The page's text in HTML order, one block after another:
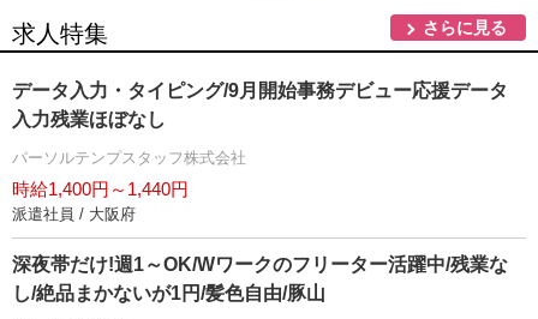
求人特集 さらに見る
データ入力・タイピング/9月開始事務デビュー応援データ
入力残業ほぼなし
パーソルテンプスタッフ株式会社
時給1,400円～1,440円
派遣社員 / 大阪府
深夜帯だけ!週1～OK/Wワークのフリーター活躍中/残業な
し/絶品まかないが1円/髪色自由/豚山